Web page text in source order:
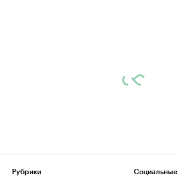
Рубрики
Социальные